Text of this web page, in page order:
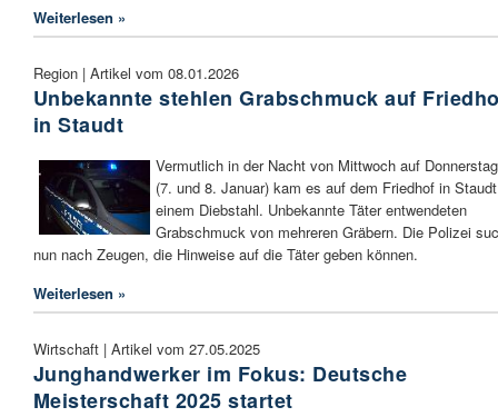
Weiterlesen »
Region | Artikel vom 08.01.2026
Unbekannte stehlen Grabschmuck auf
in Staudt
Vermutlich in der Nacht von Mittwoch auf Donnerstag
(7. und 8. Januar) kam es auf dem Friedhof in
einem Diebstahl. Unbekannte Täter entwendeten
Grabschmuck von mehreren Gräbern. Die Polizei
nun nach Zeugen, die Hinweise auf die Täter geben können.
Weiterlesen »
Wirtschaft | Artikel vom 27.05.2025
Junghandwerker im Fokus: Deutsche
Meisterschaft 2025 startet